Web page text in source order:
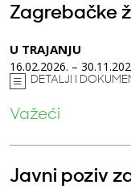
Zagrebačke
U TRAJANJU
16.02.2026. –
DETALJI I
Važeći
Javni poziv